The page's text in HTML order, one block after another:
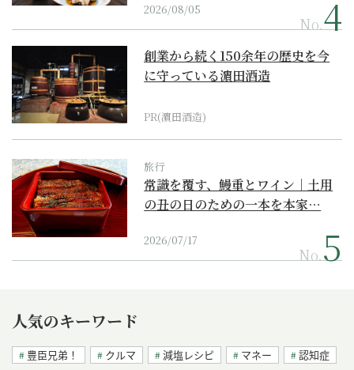
2026/08/05
No.
創業から続く150余年の歴史を今
に守っている濵田酒造
PR(濵田酒造)
旅行
常識を覆す、鰻重とワイン｜土用
の丑の日のための一本を本家…
2026/07/17
No.
人気のキーワード
豊臣兄弟！ クルマ 減塩レシピ マネー
認知症